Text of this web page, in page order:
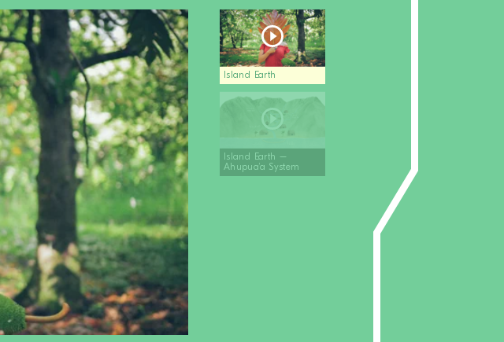
Island Earth
Island Earth –
Ahupua’a System
DE FILMS